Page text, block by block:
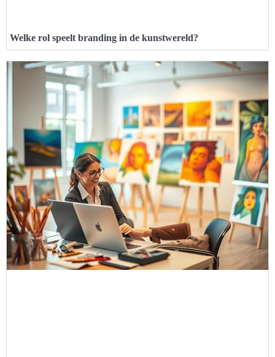
Welke rol speelt branding in de kunstwereld?